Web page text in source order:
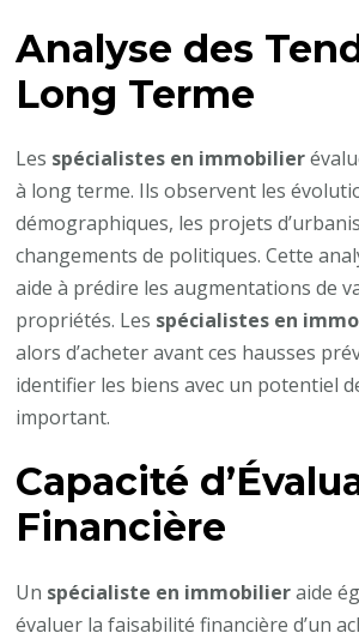
Analyse des
Long Terme
Les spécialistes en immobilier
à long terme. Ils observent les
démographiques, les projets
changements de politiques. Cette
aide à prédire les augmentations de
propriétés. Les spécialistes en
alors d’acheter avant ces hausses
identifier les biens avec un potentiel
important.
Capacité
Financière
Un spécialiste en immobilieraide
évaluer la faisabilité financière d’un